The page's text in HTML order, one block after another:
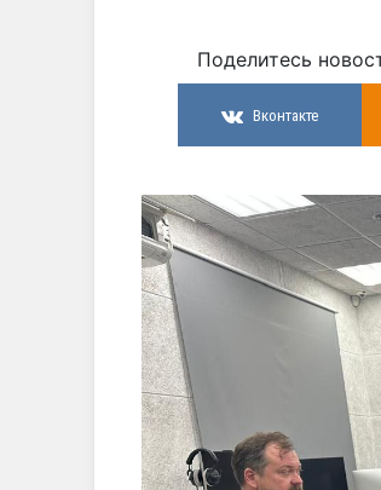
Поделитесь
Вконтакте